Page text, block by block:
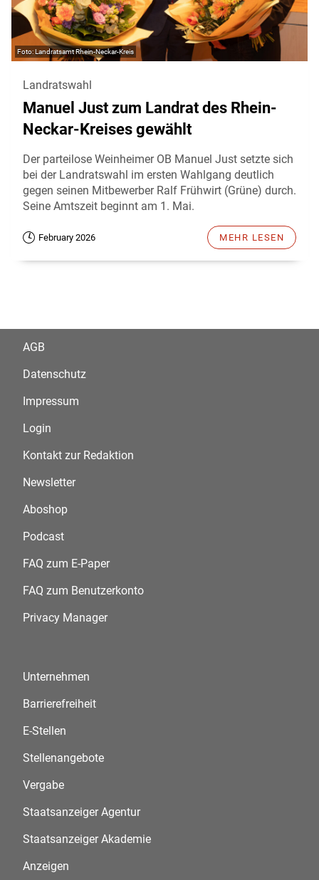
Landratsamt Rhein-Neckar-Kreis
Landratswahl
Manuel Just zum Landrat des Rhein-
Neckar-Kreises gewählt
Der parteilose Weinheimer OB Manuel Just setzte sich
bei der Landratswahl im ersten Wahlgang deutlich
gegen seinen Mitbewerber Ralf Frühwirt (Grüne) durch.
Seine Amtszeit beginnt am 1. Mai.
February 2026 MEHR LESEN
AGB
Datenschutz
Impressum
Login
Kontakt zur Redaktion
Newsletter
Aboshop
Podcast
FAQ zum E-Paper
FAQ zum Benutzerkonto
Privacy Manager
Unternehmen
Barrierefreiheit
E-Stellen
Stellenangebote
Vergabe
Staatsanzeiger Agentur
Staatsanzeiger Akademie
Anzeigen